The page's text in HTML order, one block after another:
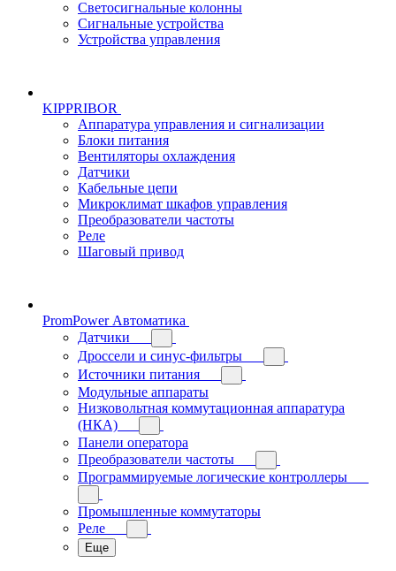
Светосигнальные колонны
Сигнальные устройства
Устройства управления
KIPPRIBOR
Аппаратура управления и сигнализации
Блоки питания
Вентиляторы охлаждения
Датчики
Кабельные цепи
Микроклимат шкафов управления
Преобразователи частоты
Реле
Шаговый привод
PromPower Автоматика
Датчики
Дроссели и синус-фильтры
Источники питания
Модульные аппараты
Низковольтная коммутационная аппаратура
(НКА)
Панели оператора
Преобразователи частоты
Программируемые логические контроллеры
Промышленные коммутаторы
Реле
Еще